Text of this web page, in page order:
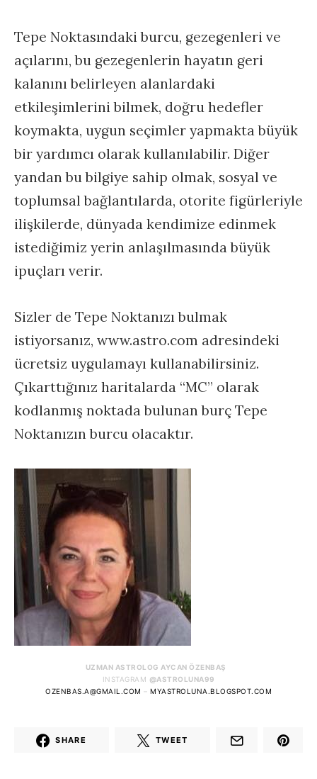
Tepe Noktasındaki burcu, gezegenleri ve
açılarını, bu gezegenlerin hayatın geri
kalanını belirleyen alanlardaki
etkileşimlerini bilmek, doğru hedefler
koymakta, uygun seçimler yapmakta büyük
bir yardımcı olarak kullanılabilir. Diğer
yandan bu bilgiye sahip olmak, sosyal ve
toplumsal bağlantılarda, otorite figürleriyle
ilişkilerde, dünyada kendimize edinmek
istediğimiz yerin anlaşılmasında büyük
ipuçları verir.
Sizler de Tepe Noktanızı bulmak
istiyorsanız, www.astro.com adresindeki
ücretsiz uygulamayı kullanabilirsiniz.
Çıkarttığınız haritalarda “MC” olarak
kodlanmış noktada bulunan burç Tepe
Noktanızın burcu olacaktır.
UZMAN ASTROLOG AYCAN ÖZENBAŞ
INSTAGRAM @ASTROLUNA99
OZENBAS.A@GMAIL.COM – MYASTROLUNA.BLOGSPOT.COM
SHARE TWEET